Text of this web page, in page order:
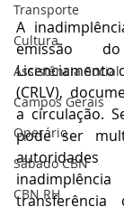
Transporte
Cultura
Assistência Social
Campos Gerais
Operário
Sábado CBN
CBN RH
A
emissão
Licenciamento
(CRLV),
a circulação.
pode ser